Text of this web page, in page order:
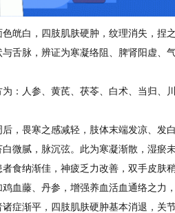
色㿠白，四肢肌肤硬肿，纹理消失，捏
舌脉，辨证为寒凝络阻、脾肾阳虚、
： 人参、黄芪、茯苓、白术、当归、
后，畏寒之感减轻，肢体末端发凉、发
微腻，脉沉弦。此为寒凝渐散，湿瘀
者食纳渐佳，神疲乏力改善，双手皮肤
血藤、丹参，增强养血活血通络之力
诸症渐平，四肢肌肤硬肿基本消退，关